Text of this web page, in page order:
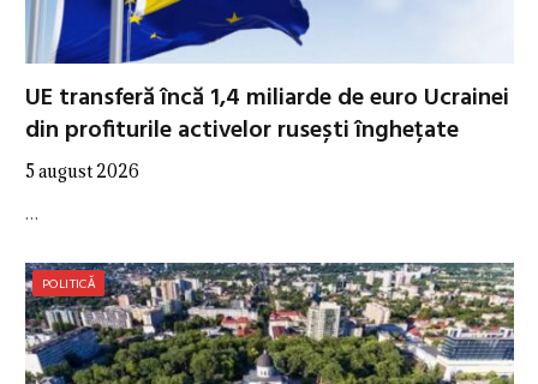
UE transferă încă 1,4 miliarde de euro Ucrainei
din profiturile activelor rusești înghețate
5 august 2026
…
POLITICĂ